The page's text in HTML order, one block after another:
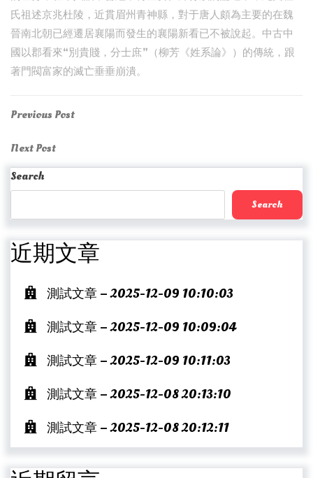
氏祖述京兆杜陵，近貫眉州青神縣，對于唐人頗為主要的在魏
晉南北朝已經遷居襄陽而發生的襄陽新看已不被說起。中古中
國以郡看來“別貴賤，分士庶”（柳芳《姓系論》）的傳統，跟
著門閥富家的滅亡垂垂崩潰。
Post
navigation
Previous
Previous Post
Next
Post
Next Post
Search
Search
近期文章
測試文章 – 2025-12-09 10:10:03
測試文章 – 2025-12-09 10:09:04
測試文章 – 2025-12-09 10:11:03
測試文章 – 2025-12-08 20:13:10
測試文章 – 2025-12-08 20:12:11